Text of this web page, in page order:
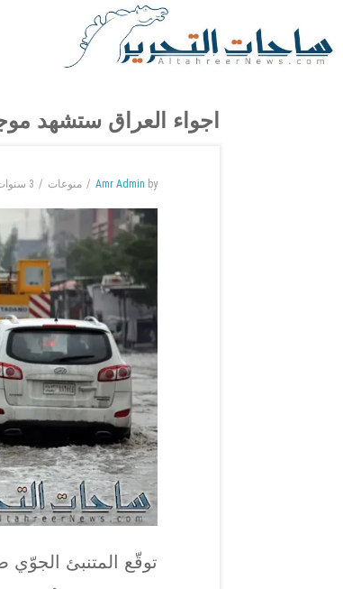
اجواء العراق ستشهد
by
Amr Admin منوعات 3 سنوات
توقّع المتنبئ الجوّي